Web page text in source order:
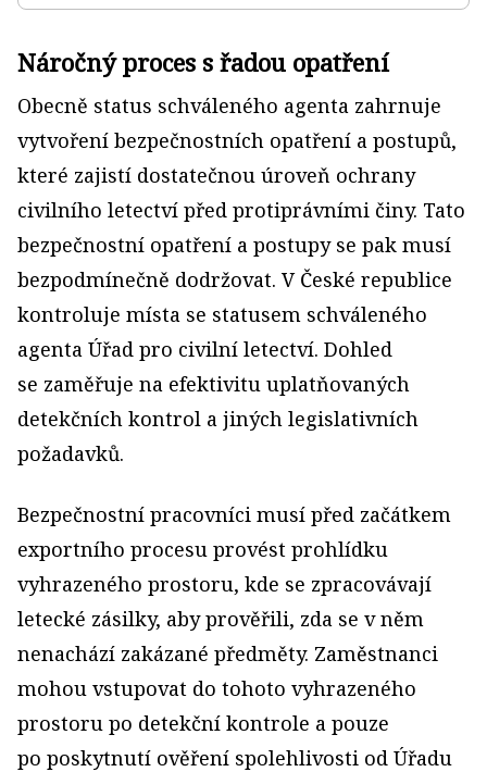
Náročný proces s řadou opatření
Obecně status schváleného agenta zahrnuje
vytvoření bezpečnostních opatření a postupů,
které zajistí dostatečnou úroveň ochrany
civilního letectví před protiprávními činy. Tato
bezpečnostní opatření a postupy se pak musí
bezpodmínečně dodržovat. V České republice
kontroluje místa se statusem schváleného
agenta Úřad pro civilní letectví. Dohled
se zaměřuje na efektivitu uplatňovaných
detekčních kontrol a jiných legislativních
požadavků.
Bezpečnostní pracovníci musí před začátkem
exportního procesu provést prohlídku
vyhrazeného prostoru, kde se zpracovávají
letecké zásilky, aby prověřili, zda se v něm
nenachází zakázané předměty. Zaměstnanci
mohou vstupovat do tohoto vyhrazeného
prostoru po detekční kontrole a pouze
po poskytnutí ověření spolehlivosti od Úřadu